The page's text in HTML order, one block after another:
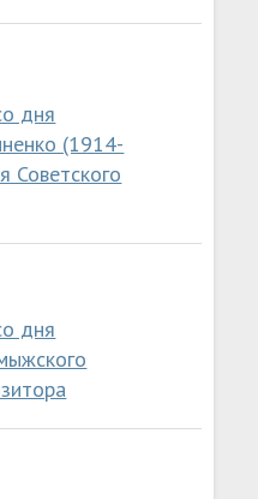
дня
(1914-
Советского
дня